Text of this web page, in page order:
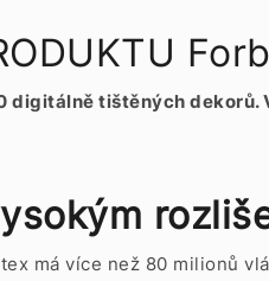
digitálně tištěných
má více než 80 milionů